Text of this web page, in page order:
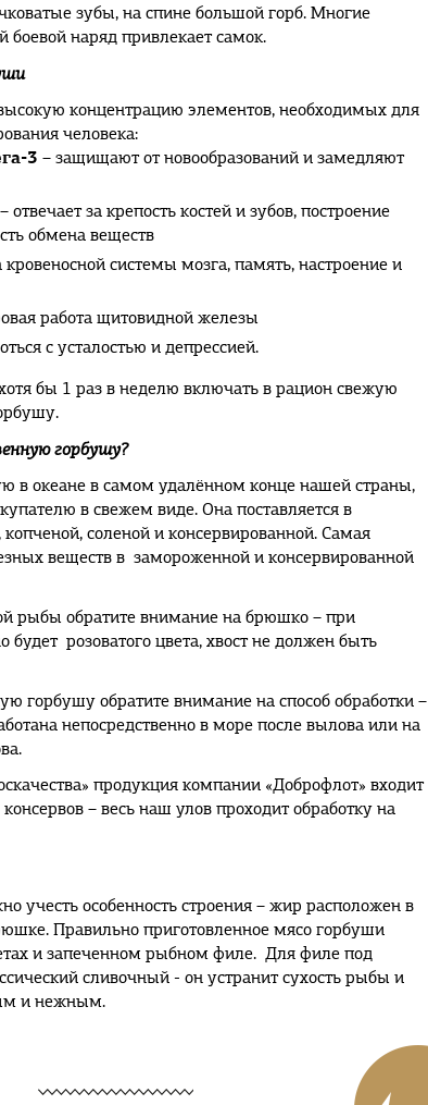
зубы, на спине большой горб. Многие
боевой наряд привлекает самок.
концентрацию элементов, необходимых для
человека:
3 – защищают от новообразований и замедляют
– отвечает за крепость костей и зубов, построение
обмена веществ
кровеносной системы мозга, память, настроение и
работа щитовидной железы
с усталостью и депрессией.
бы 1 раз в неделю включать в рацион свежую
горбушу?
в океане в самом удалённом конце нашей страны,
в свежем виде. Она поставляется в
соленой и консервированной. Самая
веществ в замороженной и консервированной
рыбы обратите внимание на брюшко – при
будет розоватого цвета, хвост не должен быть
горбушу обратите внимание на способ обработки –
непосредственно в море после вылова или на
продукция компании «Доброфлот» входит
– весь наш улов проходит обработку на
учесть особенность строения – жир расположен в
Правильно приготовленное мясо горбуши
и запеченном рыбном филе. Для филе под
сливочный - он устранит сухость рыбы и
и нежным.